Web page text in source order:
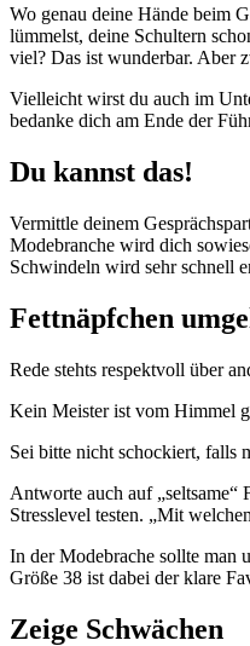
Wo genau deine Hände beim
lümmelst, deine Schultern
viel? Das ist wunderbar. Aber
Vielleicht wirst du auch im
bedanke dich am Ende der
Du kannst das!
Vermittle deinem
Modebranche wird dich
Schwindeln wird sehr schnell
Fettnäpfchen
Rede stehts respektvoll über
Kein Meister ist vom Himmel
Sei bitte nicht schockiert, falls
Antworte auch auf „seltsame“
Stresslevel testen. „Mit
In der Modebrache sollte man
Größe 38 ist dabei der klare
Zeige Schwächen